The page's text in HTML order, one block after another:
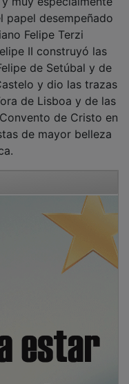
papel desempeñado
Felipe Terzi
II construyó las
de Setúbal y de
y dio las trazas
de Lisboa y de las
de Cristo en
de mayor belleza